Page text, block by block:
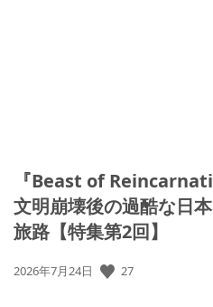
『Beast of
文明崩壊後の過酷な日
旅路【特集第2回】
公
2026年7月24日 27